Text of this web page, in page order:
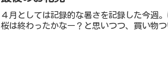
４月としては記録的な暑さを記録した今週
桜は終わったかなー？と思いつつ、買い物